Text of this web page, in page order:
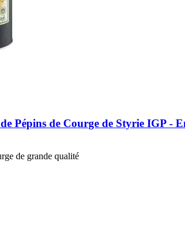
Pépins de Courge de Styrie IGP -​
de grande qualité